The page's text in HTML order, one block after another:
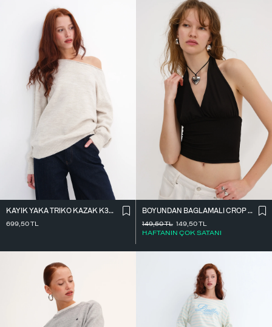
KAYIK YAKA TRIKO KAZAK K3480
699,50TL
BOYUNDAN BAĞLAMALI CROP BLUZ B0300-T10
149,50TL
HAFTANIN ÇOK SATANI
149,50TL